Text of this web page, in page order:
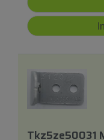
Tkz5ze50031